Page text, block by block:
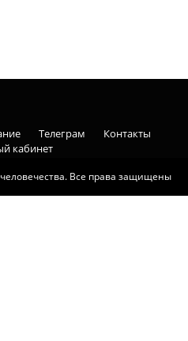
Все права защищены
Телеграм
Контакты
кабинет